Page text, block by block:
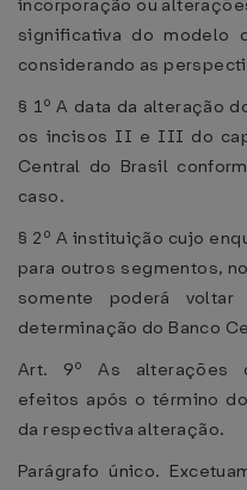
incorporação ou
significativa do modelo
considerando as
§ 1º A data da alteração
os incisos II e III do
Central do Brasil
caso.
§ 2º A instituição cujo
para outros segmentos,
somente poderá
determinação do Banco
Art. 9º As alterações
efeitos após o término
da respectiva alteração.
Parágrafo único.